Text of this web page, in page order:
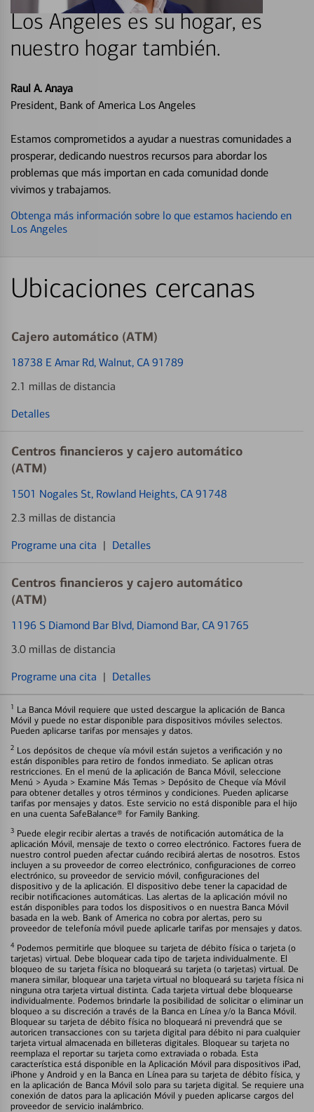
Los Angeles es su hogar, es
nuestro hogar también.
Raul A. Anaya
President, Bank of America Los Angeles
Estamos comprometidos a ayudar a nuestras comunidades a
prosperar, dedicando nuestros recursos para abordar los
problemas que más importan en cada comunidad donde
vivimos y trabajamos.
Obtenga más información sobre lo que estamos haciendo en
Los Angeles
Ubicaciones cercanas
Cajero automático (ATM)
18738 E Amar Rd, Walnut, CA 91789
2.1 millas de distancia
Detalles
Centros financieros y cajero automático
(ATM)
1501 Nogales St, Rowland Heights, CA 91748
2.3 millas de distancia
Programe una cita | Detalles
Centros financieros y cajero automático
(ATM)
1196 S Diamond Bar Blvd, Diamond Bar, CA 91765
3.0 millas de distancia
Programe una cita | Detalles
1 La Banca Móvil requiere que usted descargue la aplicación de Banca
Móvil y puede no estar disponible para dispositivos móviles selectos.
Pueden aplicarse tarifas por mensajes y datos.
2 Los depósitos de cheque vía móvil están sujetos a verificación y no
están disponibles para retiro de fondos inmediato. Se aplican otras
restricciones. En el menú de la aplicación de Banca Móvil, seleccione
Menú > Ayuda > Examine Más Temas > Depósito de Cheque vía Móvil
para obtener detalles y otros términos y condiciones. Pueden aplicarse
tarifas por mensajes y datos. Este servicio no está disponible para el hijo
en una cuenta SafeBalance® for Family Banking.
3 Puede elegir recibir alertas a través de notificación automática de la
aplicación Móvil, mensaje de texto o correo electrónico. Factores fuera de
nuestro control pueden afectar cuándo recibirá alertas de nosotros. Estos
incluyen a su proveedor de correo electrónico, configuraciones de correo
electrónico, su proveedor de servicio móvil, configuraciones del
dispositivo y de la aplicación. El dispositivo debe tener la capacidad de
recibir notificaciones automáticas. Las alertas de la aplicación móvil no
están disponibles para todos los dispositivos o en nuestra Banca Móvil
basada en la web. Bank of America no cobra por alertas, pero su
proveedor de telefonía móvil puede aplicarle tarifas por mensajes y datos.
4 Podemos permitirle que bloquee su tarjeta de débito física o tarjeta (o
tarjetas) virtual. Debe bloquear cada tipo de tarjeta individualmente. El
bloqueo de su tarjeta física no bloqueará su tarjeta (o tarjetas) virtual. De
manera similar, bloquear una tarjeta virtual no bloqueará su tarjeta física ni
ninguna otra tarjeta virtual distinta. Cada tarjeta virtual debe bloquearse
individualmente. Podemos brindarle la posibilidad de solicitar o eliminar un
bloqueo a su discreción a través de la Banca en Línea y/o la Banca Móvil.
Bloquear su tarjeta de débito física no bloqueará ni prevendrá que se
autoricen transacciones con su tarjeta digital para débito ni para cualquier
tarjeta virtual almacenada en billeteras digitales. Bloquear su tarjeta no
reemplaza el reportar su tarjeta como extraviada o robada. Esta
característica está disponible en la Aplicación Móvil para dispositivos iPad,
iPhone y Android y en la Banca en Línea para su tarjeta de débito física, y
en la aplicación de Banca Móvil solo para su tarjeta digital. Se requiere una
conexión de datos para la aplicación Móvil y pueden aplicarse cargos del
proveedor de servicio inalámbrico.